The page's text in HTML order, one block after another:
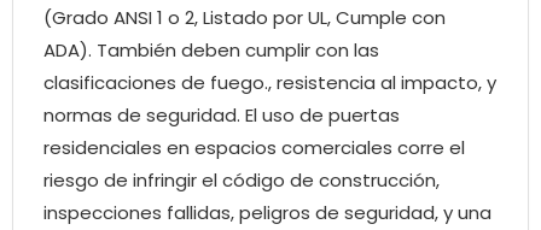
(Grado ANSI 1 o 2, Listado por UL, Cumple con
ADA). También deben cumplir con las
clasificaciones de fuego., resistencia al impacto, y
normas de seguridad. El uso de puertas
residenciales en espacios comerciales corre el
riesgo de infringir el código de construcción,
inspecciones fallidas, peligros de seguridad, y una